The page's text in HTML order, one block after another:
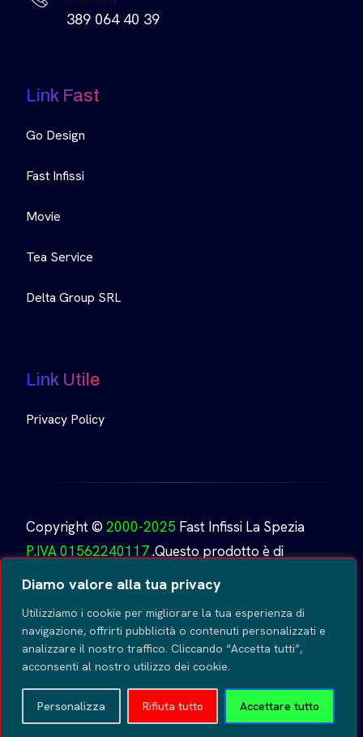
Diamo valore alla tua privacy
Utilizziamo i cookie per migliorare la tua esperienza di
navigazione, offrirti pubblicità o contenuti personalizzati e
analizzare il nostro traffico. Cliccando “Accetta tutti”,
acconsenti al nostro utilizzo dei cookie.
Personalizza Rifiuta tutto Accettare tutto
389 064 40 39
Link Fast
Go Design
Fast Infissi
Movie
Tea Service
Delta Group SRL
Link Utile
Privacy Policy
Copyright © 2000-2025 Fast Infissi La Spezia
P.IVA 01562240117.Questo prodotto è di
proprietà di
Fast Infissi. Creato da